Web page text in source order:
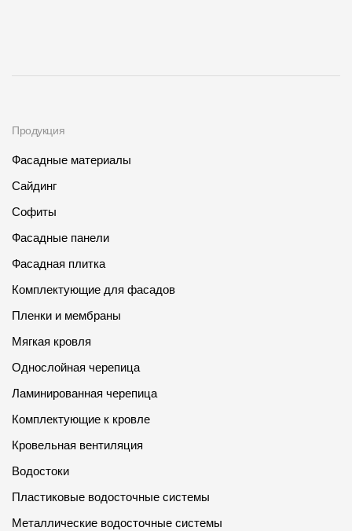
Продукция
Фасадные материалы
Сайдинг
Софиты
Фасадные панели
Фасадная плитка
Комплектующие для фасадов
Пленки и мембраны
Мягкая кровля
Однослойная черепица
Ламинированная черепица
Комплектующие к кровле
Кровельная вентиляция
Водостоки
Пластиковые водосточные системы
Металлические водосточные системы